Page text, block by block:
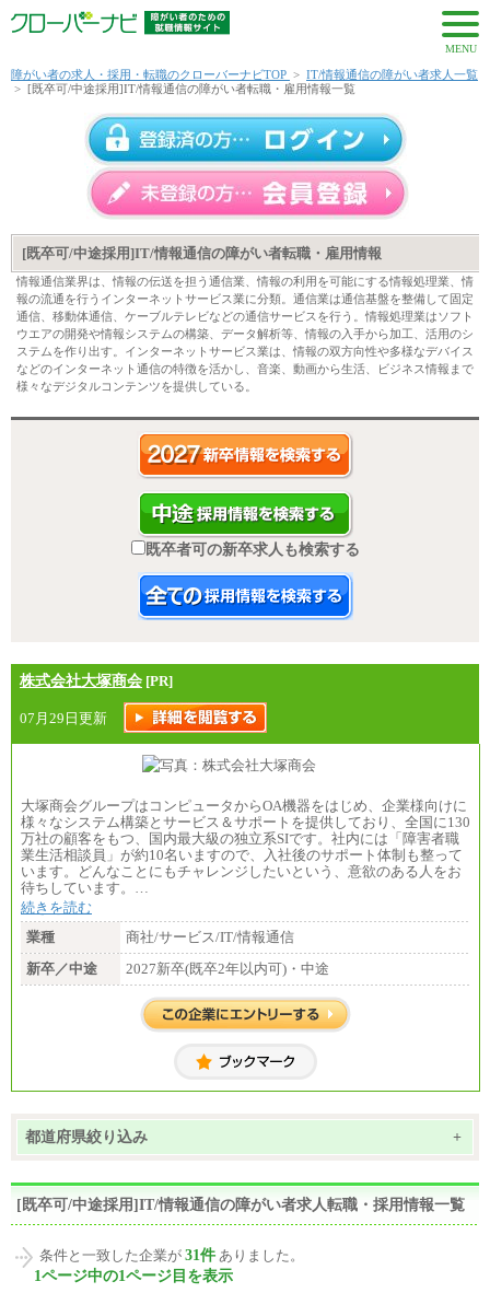
MENU
障がい者の求人・採用・転職のクローバーナビTOP > IT/情報通信の障がい者求人一覧
> [既卒可/中途採用]IT/情報通信の障がい者転職・雇用情報一覧
[既卒可/中途採用]IT/情報通信の障がい者転職・雇用情報
情報通信業界は、情報の伝送を担う通信業、情報の利用を可能にする情報処理業、情
報の流通を行うインターネットサービス業に分類。通信業は通信基盤を整備して固定
通信、移動体通信、ケーブルテレビなどの通信サービスを行う。情報処理業はソフト
ウエアの開発や情報システムの構築、データ解析等、情報の入手から加工、活用のシ
ステムを作り出す。インターネットサービス業は、情報の双方向性や多様なデバイス
などのインターネット通信の特徴を活かし、音楽、動画から生活、ビジネス情報まで
様々なデジタルコンテンツを提供している。
既卒者可の新卒求人も検索する
株式会社大塚商会 [PR]
07月29日更新
大塚商会グループはコンピュータからOA機器をはじめ、企業様向けに
様々なシステム構築とサービス＆サポートを提供しており、全国に130
万社の顧客をもつ、国内最大級の独立系SIです。社内には「障害者職
業生活相談員」が約10名いますので、入社後のサポート体制も整って
います。どんなことにもチャレンジしたいという、意欲のある人をお
待ちしています。…
続きを読む
業種
商社/サービス/IT/情報通信
新卒／中途
2027新卒(既卒2年以内可)・中途
都道府県絞り込み +
[既卒可/中途採用]IT/情報通信の障がい者求人転職・採用情報一覧
条件と一致した企業が 31件 ありました。
1ページ中の1ページ目を表示